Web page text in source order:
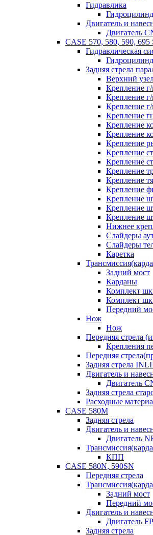
Гидравлика
Двигатель и
Двигатель
CASE 570, 580, 590, 695
Гидравлическая
Задняя стрела
Верхний
Крепление
Крепление
Крепление
Крепление
Крепление
Крепление
Крепление
Крепление
Крепление
Крепление
Крепление
Крепление
Крепление
Крепление
Крепление
Нижнее
Слайдеры
Слайдеры
Каретка
Задний мост
Карданы
Комплект
Комплект
Передний
Нож
Нож
Передняя стрела
Крепления
Передняя
Задняя стрела
Двигатель и
Двигатель
Задняя стрела
Расходные
CASE 580M
Задняя стрела
Двигатель и
Двигатель
КПП
CASE 580N, 590SN
Передняя стрела
Задний мост
Передний
Двигатель и
Двигатель
Задняя стрела